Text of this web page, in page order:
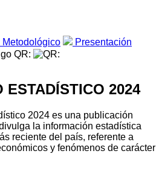
Metodológico
Presentación
QR:
ESTADÍSTICO 2024
2024 es una publicación
la información estadística
reciente del país, referente a
y fenómenos de carácter